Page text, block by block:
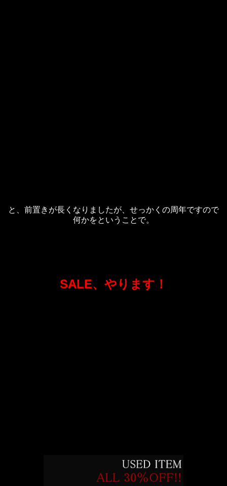
と、前置きが長くなりましたが、せっかくの周年ですので
何かをということで。
SALE、やります！